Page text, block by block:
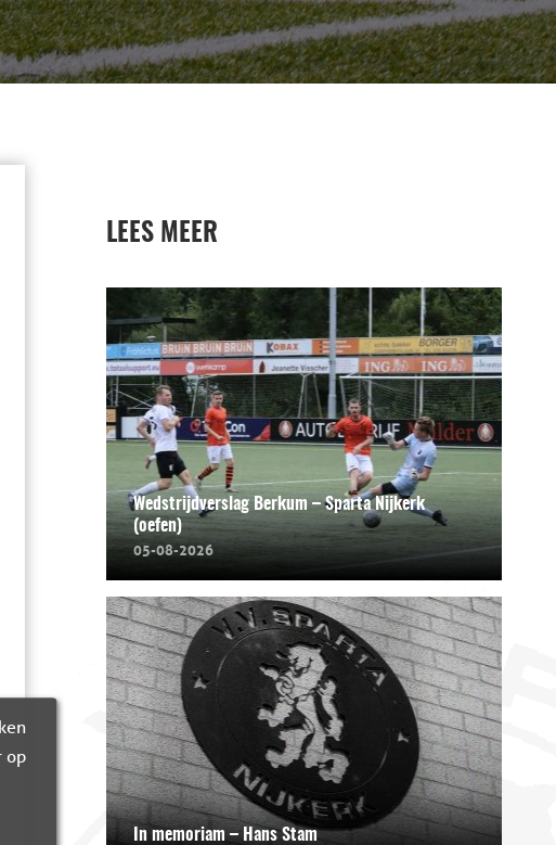
LEES MEER
Wedstrijdverslag Berkum – Sparta Nijkerk
(oefen)
05-08-2026
In memoriam – Hans Stam
op